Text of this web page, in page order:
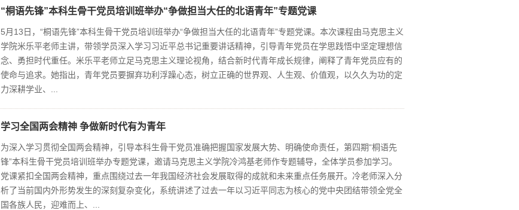
“桐语先锋”本科生骨干党员培训班举办“争做担当大任的北语青年”专题党课
5月13日，“桐语先锋”本科生骨干党员培训班举办“争做担当大任的北语青年”专题党课。本次课程由马克思主义
学院米乐平老师主讲，带领学员深入学习习近平总书记重要讲话精神，引导青年党员在学思践悟中坚定理想信
念、勇担时代重任。米乐平老师立足马克思主义理论视角，结合新时代青年成长规律，阐释了青年党员应有的
使命与追求。她指出，青年党员要摒弃功利浮躁心态，树立正确的世界观、人生观、价值观，以久久为功的定
力深耕学业、...
学习全国两会精神 争做新时代有为青年
为深入学习贯彻全国两会精神，引导本科生骨干党员准确把握国家发展大势、明确使命责任，第四期“桐语先
锋”本科生骨干党员培训班举办专题党课，邀请马克思主义学院冷鸿基老师作专题辅导，全体学员参加学习。
党课紧扣全国两会精神，重点围绕过去一年我国经济社会发展取得的成就和未来重点任务展开。冷老师深入分
析了当前国内外形势发生的深刻复杂变化，系统讲述了过去一年以习近平同志为核心的党中央团结带领全党全
国各族人民，迎难而上、...